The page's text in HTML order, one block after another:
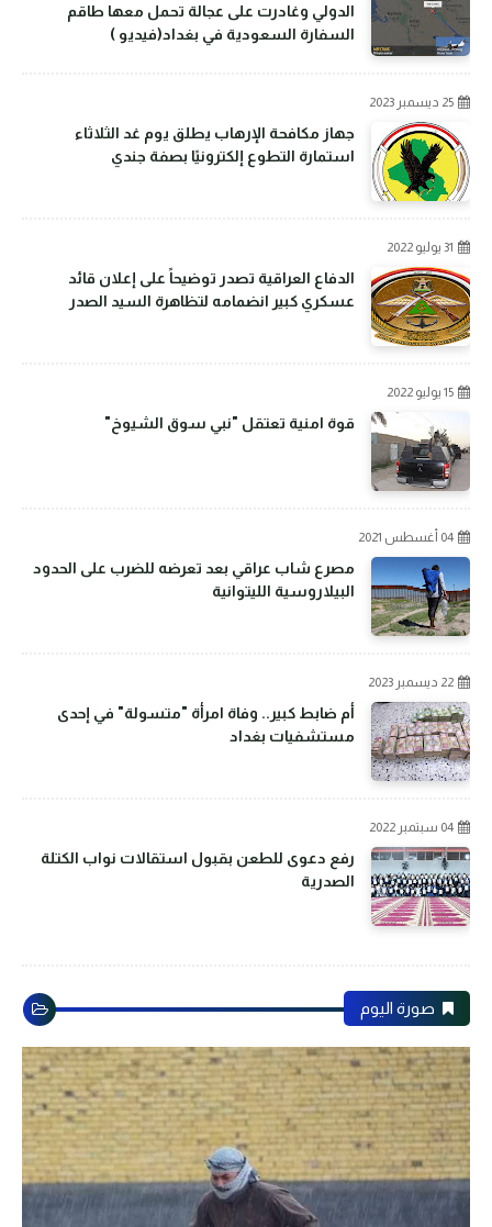
الدولي وغادرت على عجالة تحمل معها طاقم
السفارة السعودية في بغداد(فيديو )
25 ديسمبر 2023
جهاز مكافحة الإرهاب يطلق يوم غد الثلاثاء
استمارة التطوع إلكترونيًا بصفة جندي
31 يوليو 2022
الدفاع العراقية تصدر توضيحاً على إعلان قائد
عسكري كبير انضمامه لتظاهرة السيد الصدر
15 يوليو 2022
قوة امنية تعتقل "نبي سوق الشيوخ"
04 أغسطس 2021
مصرع شاب عراقي بعد تعرضه للضرب على الحدود
البيلاروسية الليتوانية
22 ديسمبر 2023
أم ضابط كبير.. وفاة امرأة "متسولة" في إحدى
مستشفيات بغداد
04 سبتمبر 2022
رفع دعوى للطعن بقبول استقالات نواب الكتلة
الصدرية
صورة اليوم